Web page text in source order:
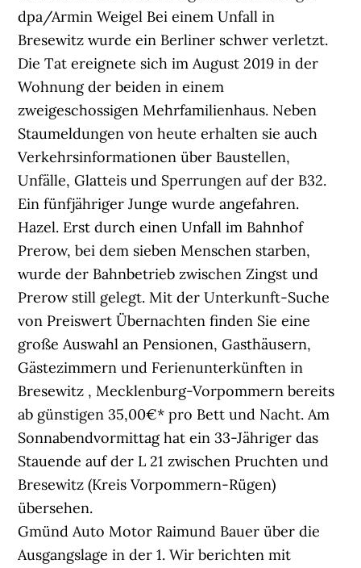
Gmünd Auto Motor Raimund Bauer über die
Ausgangslage in der 1. Wir berichten mit